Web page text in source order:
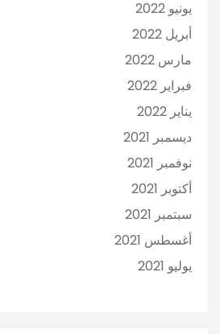
يونيو 2022
أبريل 2022
مارس 2022
فبراير 2022
يناير 2022
ديسمبر 2021
نوفمبر 2021
أكتوبر 2021
سبتمبر 2021
أغسطس 2021
يوليو 2021